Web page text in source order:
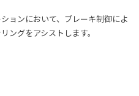
ョンにおいて、ブレーキ制御によ
ングをアシストします。